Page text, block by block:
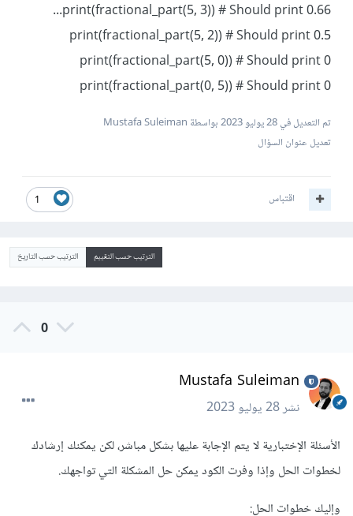
print(fractional_part(5, 3)) # Should print 0.66...
print(fractional_part(5, 2)) # Should print 0.5
print(fractional_part(5, 0)) # Should print 0
print(fractional_part(0, 5)) # Should print 0
تم التعديل في28 يوليو 2023
بواسطة Mustafa Suleiman
تعديل عنوان السؤال
1 اقتباس
الترتيب حسب التقييم الترتيب حسب التاريخ
0
Mustafa Suleiman
نشر28 يوليو 2023
الأسئلة الإختبارية لا يتم الإجابة عليها بشكل مباشر، لكن يمكنك إرشادك
لخطوات الحل وإذا وفرت الكود يمكن حل المشكلة التي تواجهك.
وإليك خطوات الحل: